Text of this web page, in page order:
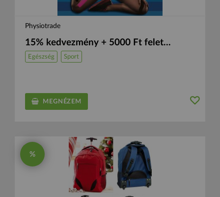
Physiotrade
15% kedvezmény + 5000 Ft felet...
Egészség Sport
MEGNÉZEM
%